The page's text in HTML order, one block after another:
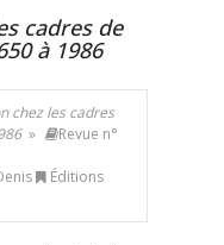
cadres de
à 1986
chez les cadres
»
Revue n°
Éditions